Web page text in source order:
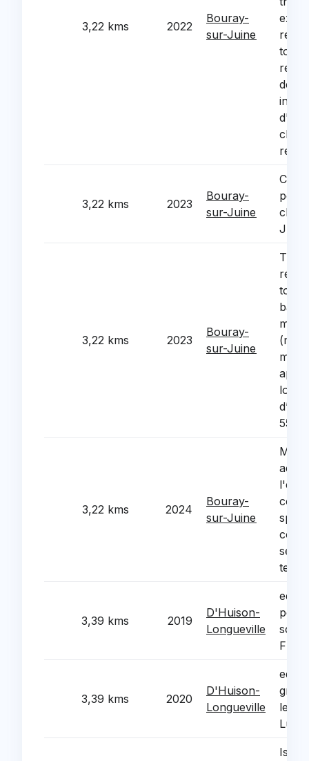
3,22 kms 2022
Bouray-
sur-Juine
des
3,22 kms 2023
Bouray-
sur-Juine
pont
Juine
3,22 kms 2023
Bouray-
sur-Juine
55
3,22 kms 2024
Bouray-
sur-Juine
Mise
ses
3,39 kms 2019
D'Huison-
Longueville
pour
3,39 kms 2020
D'Huison-
Longueville
les